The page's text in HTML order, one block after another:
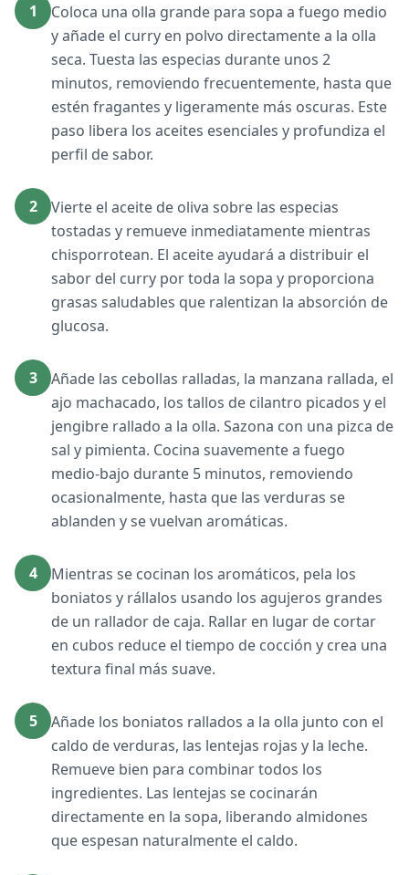
1
Coloca una olla grande para sopa a fuego medio
y añade el curry en polvo directamente a la olla
seca. Tuesta las especias durante unos 2
minutos, removiendo frecuentemente, hasta que
estén fragantes y ligeramente más oscuras. Este
paso libera los aceites esenciales y profundiza el
perfil de sabor.
2
Vierte el aceite de oliva sobre las especias
tostadas y remueve inmediatamente mientras
chisporrotean. El aceite ayudará a distribuir el
sabor del curry por toda la sopa y proporciona
grasas saludables que ralentizan la absorción de
glucosa.
3
Añade las cebollas ralladas, la manzana rallada, el
ajo machacado, los tallos de cilantro picados y el
jengibre rallado a la olla. Sazona con una pizca de
sal y pimienta. Cocina suavemente a fuego
medio-bajo durante 5 minutos, removiendo
ocasionalmente, hasta que las verduras se
ablanden y se vuelvan aromáticas.
4
Mientras se cocinan los aromáticos, pela los
boniatos y rállalos usando los agujeros grandes
de un rallador de caja. Rallar en lugar de cortar
en cubos reduce el tiempo de cocción y crea una
textura final más suave.
5
Añade los boniatos rallados a la olla junto con el
caldo de verduras, las lentejas rojas y la leche.
Remueve bien para combinar todos los
ingredientes. Las lentejas se cocinarán
directamente en la sopa, liberando almidones
que espesan naturalmente el caldo.